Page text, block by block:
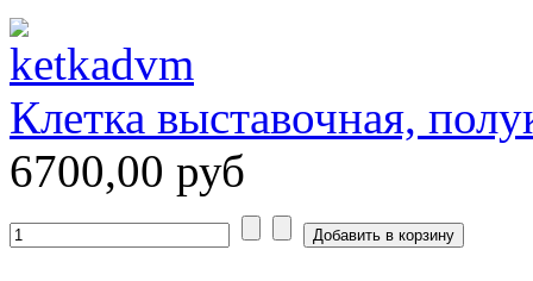
Клетка выставочная,
6700,00 руб